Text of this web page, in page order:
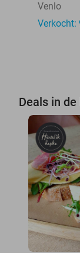
Venlo
Verkocht:
Deals in